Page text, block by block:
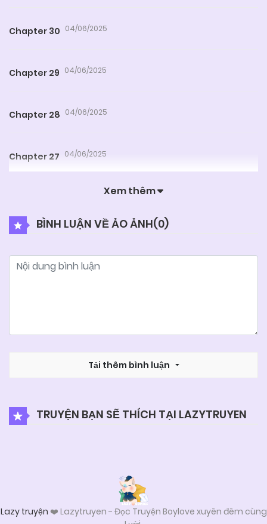
Chapter 30 04/06/2025
Chapter 29 04/06/2025
Chapter 28 04/06/2025
Chapter 27 04/06/2025
04/06/2025
04/06/2025
Chapter 22
Xem thêm
BÌNH LUẬN VỀ ẢO ẢNH(0)
Tải thêm bình luận
TRUYỆN BẠN SẼ THÍCH TẠI LAZYTRUYEN
Lazy truyện ❤️ Lazytruyen - Đọc Truyện Boylove xuyên đêm cùng